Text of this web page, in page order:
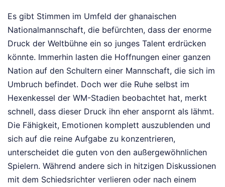
Es gibt Stimmen im Umfeld der ghanaischen
Nationalmannschaft, die befürchten, dass der enorme
Druck der Weltbühne ein so junges Talent erdrücken
könnte. Immerhin lasten die Hoffnungen einer ganzen
Nation auf den Schultern einer Mannschaft, die sich im
Umbruch befindet. Doch wer die Ruhe selbst im
Hexenkessel der WM-Stadien beobachtet hat, merkt
schnell, dass dieser Druck ihn eher anspornt als lähmt.
Die Fähigkeit, Emotionen komplett auszublenden und
sich auf die reine Aufgabe zu konzentrieren,
unterscheidet die guten von den außergewöhnlichen
Spielern. Während andere sich in hitzigen Diskussionen
mit dem Schiedsrichter verlieren oder nach einem